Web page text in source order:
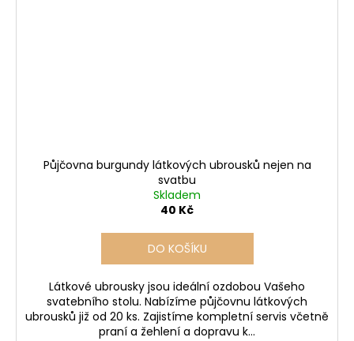
Půjčovna burgundy látkových ubrousků nejen na
svatbu
Skladem
40 Kč
DO KOŠÍKU
Látkové ubrousky jsou ideální ozdobou Vašeho
svatebního stolu. Nabízíme půjčovnu látkových
ubrousků již od 20 ks. Zajistíme kompletní servis včetně
praní a žehlení a dopravu k...